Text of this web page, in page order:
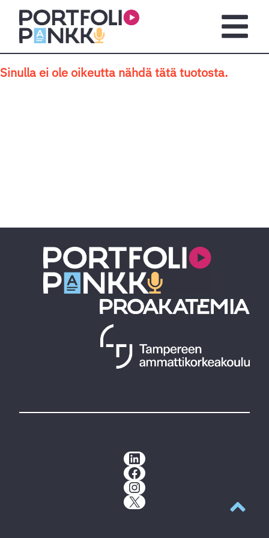
Siirry sisältöön
Sinulla ei ole oikeutta nähdä tätä tuotosta.
LinkedIn
Facebook
Instagram
X
Takaisin